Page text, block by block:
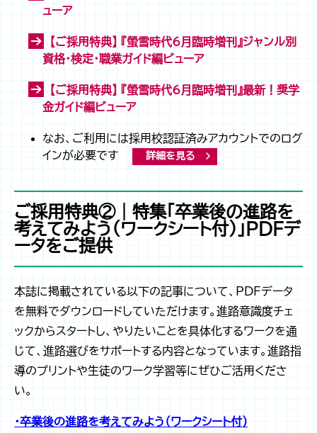
ューア
【ご採用特典】 『螢雪時代6月臨時増刊』ジャンル別
資格・検定・職業ガイド編ビューア
【ご採用特典】 『螢雪時代6月臨時増刊』最新！奨学
金ガイド編ビューア
なお、ご利用には採用校認証済みアカウントでのログ
インが必要です
詳細を見る
ご採用特典②｜特集「卒業後の進路を
考えてみよう（ワークシート付）」PDFデ
ータをご提供
本誌に掲載されている以下の記事について、PDFデータ
を無料でダウンロードしていただけます。進路意識度チェ
ックからスタートし、やりたいことを具体化するワークを通
じて、進路選びをサポートする内容となっています。進路指
導のプリントや生徒のワーク学習等にぜひご活用くださ
い。
・卒業後の進路を考えてみよう（ワークシート付）